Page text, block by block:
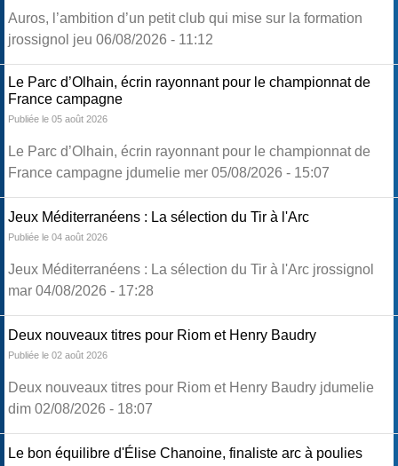
Auros, l’ambition d’un petit club qui mise sur la formation
jrossignol jeu 06/08/2026 - 11:12
Le Parc d’Olhain, écrin rayonnant pour le championnat de
France campagne
Publiée le 05 août 2026
Le Parc d’Olhain, écrin rayonnant pour le championnat de
France campagne jdumelie mer 05/08/2026 - 15:07
Jeux Méditerranéens : La sélection du Tir à l'Arc
Publiée le 04 août 2026
Jeux Méditerranéens : La sélection du Tir à l'Arc jrossignol
mar 04/08/2026 - 17:28
Deux nouveaux titres pour Riom et Henry Baudry
Publiée le 02 août 2026
Deux nouveaux titres pour Riom et Henry Baudry jdumelie
dim 02/08/2026 - 18:07
Le bon équilibre d'Élise Chanoine, finaliste arc à poulies